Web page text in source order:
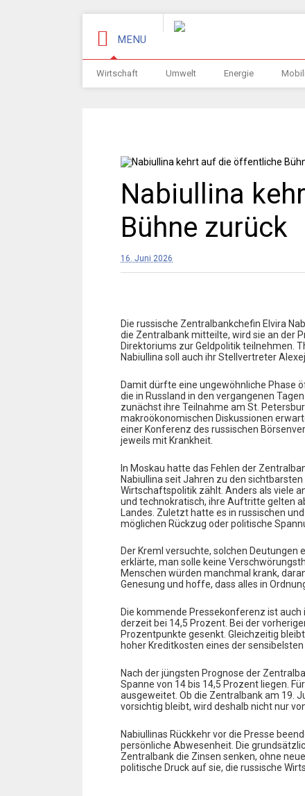
MENU
Wirtschaft Umwelt Energie
Nabiullina
Bühne zurück
16. Juni 2026
Die russische Zentralbankchefin Elvira
die Zentralbank mitteilte, wird sie an der
Direktoriums zur Geldpolitik teilnehmen.
Nabiullina soll auch ihr Stellvertreter
Damit dürfte eine ungewöhnliche Phase
die in Russland in den vergangenen
zunächst ihre Teilnahme am St.
makroökonomischen Diskussionen
einer Konferenz des russischen
jeweils mit Krankheit.
In Moskau hatte das Fehlen der
Nabiullina seit Jahren zu den
Wirtschaftspolitik zählt. Anders als viele
und technokratisch, ihre Auftritte gelten
Landes. Zuletzt hatte es in russischen
möglichen Rückzug oder politische
Der Kreml versuchte, solchen
erklärte, man solle keine
Menschen würden manchmal krank,
Genesung und hoffe, dass alles in
Die kommende Pressekonferenz ist
derzeit bei 14,5 Prozent. Bei der
Prozentpunkte gesenkt. Gleichzeitig
hoher Kreditkosten eines der
Nach der jüngsten Prognose der
Spanne von 14 bis 14,5 Prozent liegen.
ausgeweitet. Ob die Zentralbank am 19.
vorsichtig bleibt, wird deshalb nicht nur
Nabiullinas Rückkehr vor die Presse
persönliche Abwesenheit. Die
Zentralbank die Zinsen senken, ohne
politische Druck auf sie, die russische